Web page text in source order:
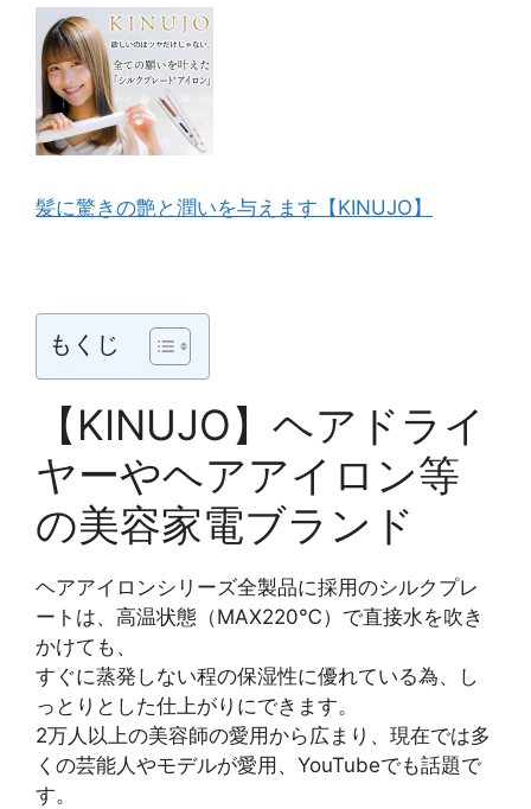
髪に驚きの艶と潤いを与えます【KINUJO】
もくじ
【KINUJO】ヘアドライ
ヤーやヘアアイロン等
の美容家電ブランド
ヘアアイロンシリーズ全製品に採用のシルクプレ
ートは、高温状態（MAX220℃）で直接水を吹き
かけても、
すぐに蒸発しない程の保湿性に優れている為、し
っとりとした仕上がりにできます。
2万人以上の美容師の愛用から広まり、現在では多
くの芸能人やモデルが愛用、YouTubeでも話題で
す。